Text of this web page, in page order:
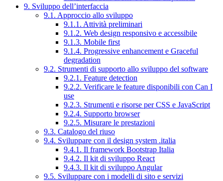
9. Sviluppo dell’interfaccia
9.1. Approccio allo sviluppo
9.1.1. Attività preliminari
9.1.2. Web design responsivo e accessibile
9.1.3. Mobile first
9.1.4. Progressive enhancement e Graceful
degradation
9.2. Strumenti di supporto allo sviluppo del software
9.2.1. Feature detection
9.2.2. Verificare le feature disponibili con Can I
use
9.2.3. Strumenti e risorse per CSS e JavaScript
9.2.4. Supporto browser
9.2.5. Misurare le prestazioni
9.3. Catalogo del riuso
9.4. Sviluppare con il design system .italia
9.4.1. Il framework Bootstrap Italia
9.4.2. Il kit di sviluppo React
9.4.3. Il kit di sviluppo Angular
9.5. Sviluppare con i modelli di sito e servizi